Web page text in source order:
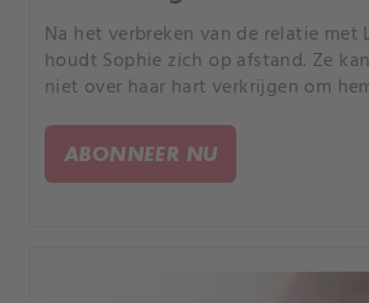
Na het verbreken van de relatie met
houdt Sophie zich op afstand. Ze
niet over haar hart verkrijgen om
trauma.
ABONNEER NU